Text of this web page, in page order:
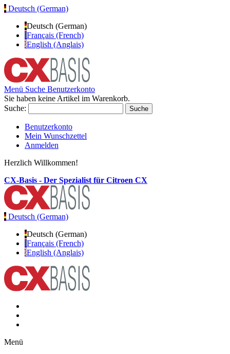
Deutsch (German)
Deutsch (German)
Français (French)
English (Anglais)
Menü Suche Benutzerkonto
Sie haben keine Artikel im Warenkorb.
Suche:
Suche
Benutzerkonto
Mein Wunschzettel
Anmelden
Herzlich Willkommen!
CX-Basis - Der Spezialist für Citroen CX
Deutsch (German)
Deutsch (German)
Français (French)
English (Anglais)
Menü